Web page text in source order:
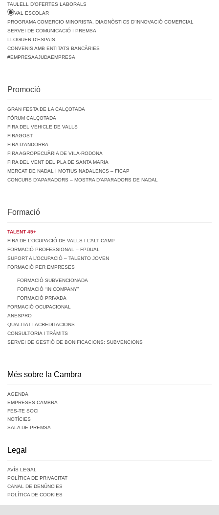
TAULELL D’OFERTES LABORALS
VAL ESCOLAR
PROGRAMA COMERCIO MINORISTA. DIAGNÒSTICS D’INNOVACIÓ COMERCIAL
SERVEI DE COMUNICACIÓ I PREMSA
LLOGUER D’ESPAIS
CONVENIS AMB ENTITATS BANCÀRIES
#EMPRESAAJUDAEMPRESA
Promoció
GRAN FESTA DE LA CALÇOTADA
FÒRUM CALÇOTADA
FIRA DEL VEHICLE DE VALLS
FIRAGOST
FIRA D’ANDORRA
FIRA AGROPECUÀRIA DE VILA-RODONA
FIRA DEL VENT DEL PLA DE SANTA MARIA
MERCAT DE NADAL I MOTIUS NADALENCS – FICAP
CONCURS D’APARADORS – MOSTRA D’APARADORS DE NADAL
Formació
TALENT 45+
FIRA DE L’OCUPACIÓ DE VALLS I L’ALT CAMP
FORMACIÓ PROFESSIONAL – FPDUAL
SUPORT A L’OCUPACIÓ – TALENTO JOVEN
FORMACIÓ PER EMPRESES
FORMACIÓ SUBVENCIONADA
FORMACIÓ “IN COMPANY”
FORMACIÓ PRIVADA
FORMACIÓ OCUPACIONAL
ANESPRO
QUALITAT I ACREDITACIONS
CONSULTORIA I TRÀMITS
SERVEI DE GESTIÓ DE BONIFICACIONS: SUBVENCIONS
Més sobre la Cambra
AGENDA
EMPRESES CAMBRA
FES-TE SOCI
NOTÍCIES
SALA DE PREMSA
Legal
AVÍS LEGAL
POLÍTICA DE PRIVACITAT
CANAL DE DENÚNCIES
POLÍTICA DE COOKIES